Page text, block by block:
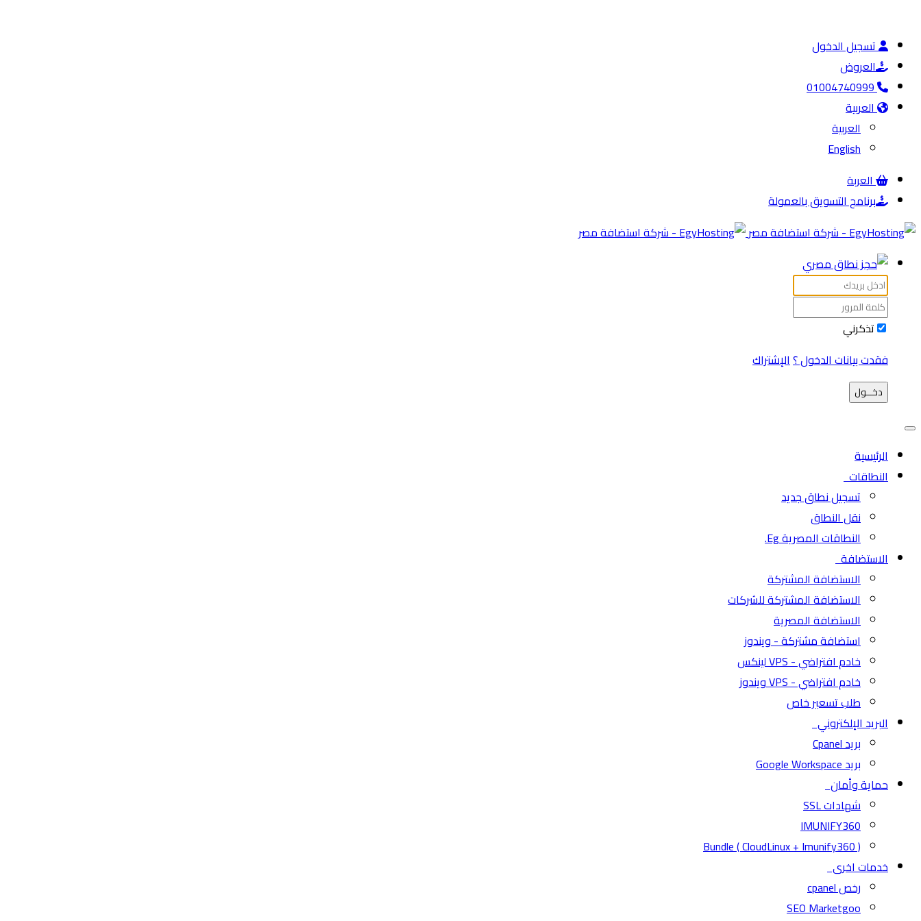
تسجيل الدخول
العروض
01004740999
العربية
العربية
English
العربة
برنامج التسويق بالعمولة
تذكرني
فقدت بيانات الدخول ؟الإشتراك
دخـــول
الرئيسية
النطاقات
تسجيل نطاق جديد
نقل النطاق
النطاقات المصرية Eg.
الاستضافة
الاستضافة المشتركة
الاستضافة المشتركة للشركات
الاستضافة المصرية
استضافة مشتركة - ويندوز
خادم افتراضي - VPS لينكس
خادم افتراضي - VPS ويندوز
طلب تسعير خاص
البريد الإلكتروني
بريد Cpanel
بريد Google Workspace
حماية وأمان
شهادات SSL
IMUNIFY360
( CloudLinux + Imunify360 ) Bundle
خدمات اخرى
رخص cpanel
SEO Marketgoo